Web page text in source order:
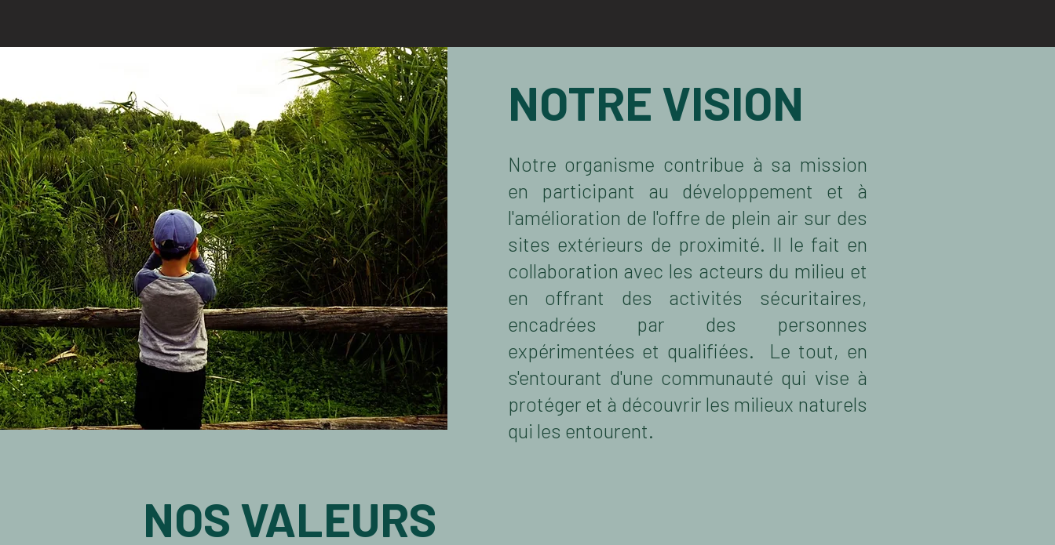
NOTRE VISION
Notre organisme contribue à sa mission
en participant au développement et à
l'amélioration de l'offre de plein air sur des
sites extérieurs de proximité. Il le fait en
collaboration avec les acteurs du milieu et
en offrant des activités sécuritaires,
encadrées par des personnes
expérimentées et qualifiées. Le tout, en
s'entourant d'une communauté qui vise à
protéger et à découvrir les milieux naturels
qui les entourent.
NOS VALEURS